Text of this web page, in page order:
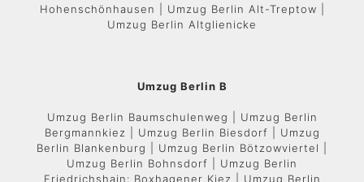
Hohenschönhausen | Umzug Berlin Alt-Treptow |
Umzug Berlin Altglienicke
Umzug Berlin B
Umzug Berlin Baumschulenweg | Umzug Berlin
Bergmannkiez | Umzug Berlin Biesdorf | Umzug
Berlin Blankenburg | Umzug Berlin Bötzowviertel |
Umzug Berlin Bohnsdorf | Umzug Berlin
Friedrichshain: Boxhagener Kiez | Umzug Berlin